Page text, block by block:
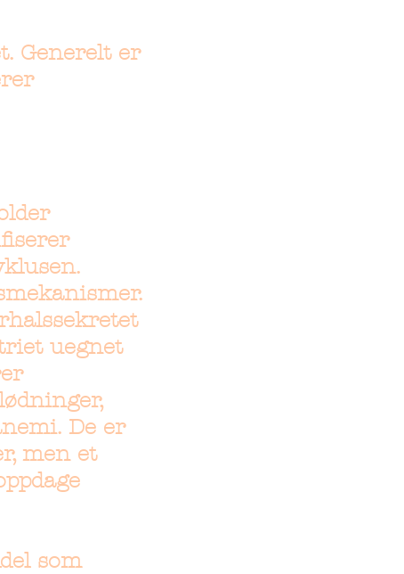
Generelt er
uegnet
De er
men et
som